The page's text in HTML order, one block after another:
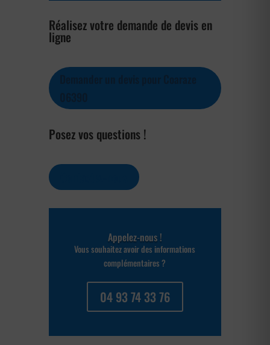
Réalisez votre demande de devis en
ligne
Posez vos questions !
Appelez-nous !
Vous souhaitez avoir des informations
complémentaires ?
04 93 74 33 76